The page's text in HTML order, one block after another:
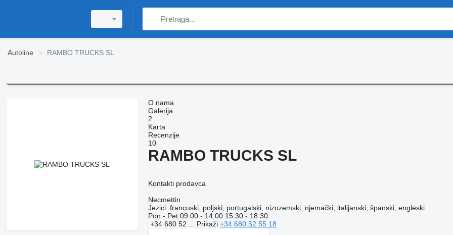
Autoline RAMBO TRUCKS SL
O nama
Galerija
2
Karta
Recenzije
10
RAMBO TRUCKS SL
Kontakti prodavca
Necmettin
Jezici: francuski, poljski, portugalski, nizozemski, njemački, italijanski, španski, engleski
Pon - Pet 09:00 - 14:00 15:30 - 18:30
+34 680 52 ... Prikaži +34 680 52 55 18